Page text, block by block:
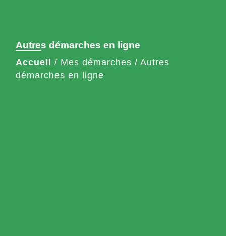
Autres démarches en ligne
Accueil / Mes démarches / Autres
démarches en ligne